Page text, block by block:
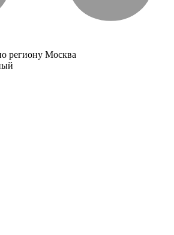
региону Москва